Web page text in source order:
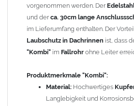
Steckmuffen notwendig
Effiziente Laubaufnahme:Der
verhindert, dassLaubund
gelangen, wodurch
vermieden werden.
Vorteile"Kombi":
1. Effiziente Regenwassernutzung:
ermöglicht die gezielte
vorgenommen werden. Der
und derca. 30cm lange
im Lieferumfang enthalten. Der
Laubschutz in Dachrinnen ist, dass
"Kombi" im Fallrohr ohne Leiter
Produktmerkmale "Kombi":
Material: Hochwertiges
Langlebigkeit und